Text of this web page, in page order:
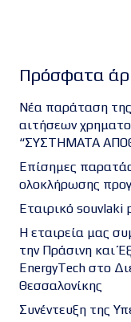
Πρόσφατα
Νέα παράταση
αιτήσεων
“ΣΥΣΤΗΜΑΤΑ
Επίσημες
ολοκλήρωσης
Εταιρικό souvlaki
Η εταιρεία μας
την Πράσινη και
EnergyTech στο
Θεσσαλονίκης
Συνέντευξη της